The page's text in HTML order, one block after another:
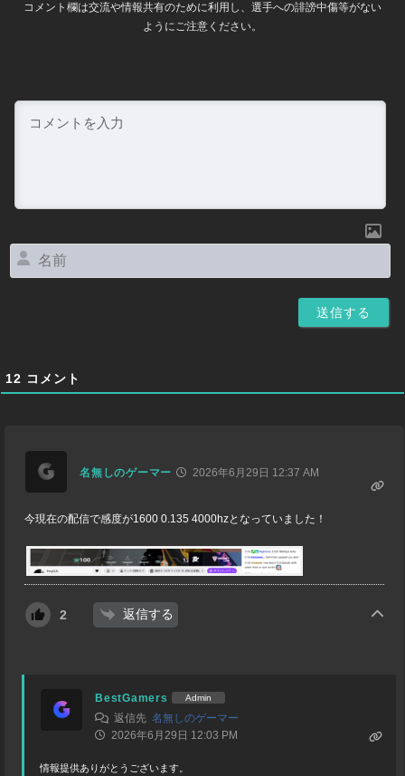
コメント欄は交流や情報共有のために利用し、選手への誹謗中傷等がない
ようにご注意ください。
名
12 コメント
名無しのゲーマー 2026年6月29日 12:37 AM
今現在の配信で感度が1600 0.135 4000hzとなっていました！
2 返信する
BestGamers Admin
返信先名無しのゲーマー
2026年6月29日 12:03 PM
情報提供ありがとうございます。